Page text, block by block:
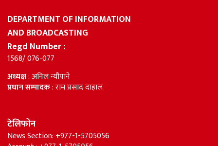
DEPARTMENT OF INFORMATION
AND BROADCASTING
Regd Number :
1568/ 076-077
अध्यक्ष: अनिल न्यौपाने
प्रधान सम्पादक: राम प्रसाद दाहाल
टेलिफोन
News Section: +977-1-5705056